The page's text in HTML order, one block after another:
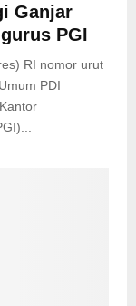
Ganjar
PGI
RI nomor urut
PDI